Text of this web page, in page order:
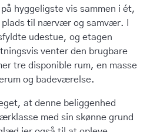
hyggeligste vis sammen i ét,
plads til nærvær og samvær. I
udestue, og etagen
venter den brugbare
tre disponible rum, en masse
og badeværelse.
at denne beliggenhed
med sin skønne grund